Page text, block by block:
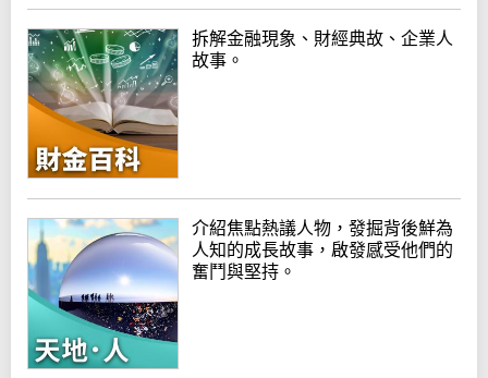
拆解金融現象、財經典故、企業人
故事。
介紹焦點熱議人物，發掘背後鮮為
人知的成長故事，啟發感受他們的
奮鬥與堅持。